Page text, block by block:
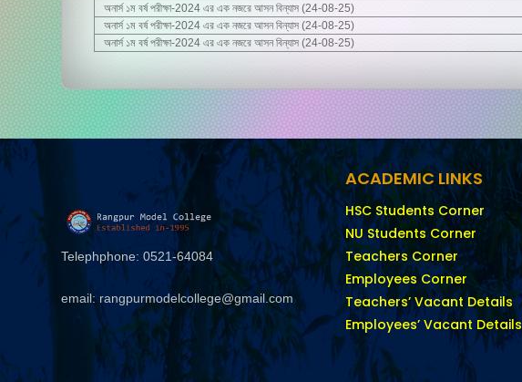
অনার্স ১ম বর্ষ পরীক্ষা-2024 এর এক নজরে আসন বিন্যাস (24-08-25)
অনার্স ১ম বর্ষ পরীক্ষা-2024 এর এক নজরে আসন বিন্যাস (24-08-25)
অনার্স ১ম বর্ষ পরীক্ষা-2024 এর এক নজরে আসন বিন্যাস (24-08-25)
Telephphone: 0521-64084
email: rangpurmodelcollege@gmail.com
ACADEMIC LINKS
HSC Students Corner
NU Students Corner
Teachers Corner
Employees Corner
Teachers’ Vacant Details
Employees’ Vacant Details